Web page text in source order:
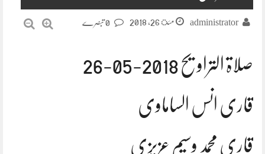
administrator مئ 26, 2018
صلاۃ التراویح 2018-05-26
قاری انس الساماوی
قاری محمد وسیم عزیزی